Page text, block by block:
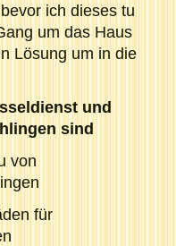
ich dieses tu
um das Haus
Lösung um in die
und
sind
von
für